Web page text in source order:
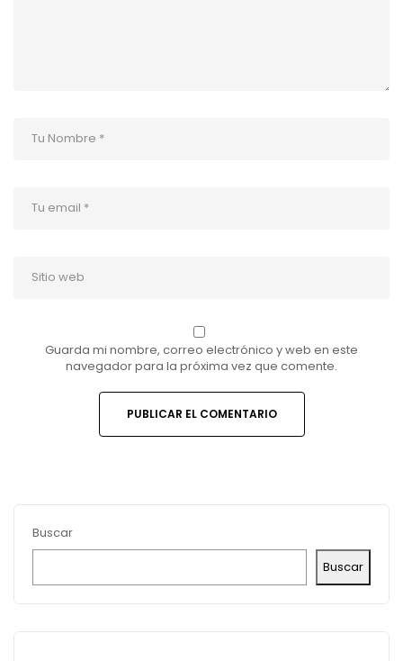
Buscar
Buscar
Guarda mi nombre, correo electrónico y web en este
navegador para la próxima vez que comente.